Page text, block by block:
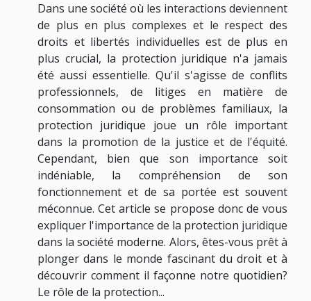
Dans une société où les interactions deviennent
de plus en plus complexes et le respect des
droits et libertés individuelles est de plus en
plus crucial, la protection juridique n'a jamais
été aussi essentielle. Qu'il s'agisse de conflits
professionnels, de litiges en matière de
consommation ou de problèmes familiaux, la
protection juridique joue un rôle important
dans la promotion de la justice et de l'équité.
Cependant, bien que son importance soit
indéniable, la compréhension de son
fonctionnement et de sa portée est souvent
méconnue. Cet article se propose donc de vous
expliquer l'importance de la protection juridique
dans la société moderne. Alors, êtes-vous prêt à
plonger dans le monde fascinant du droit et à
découvrir comment il façonne notre quotidien?
Le rôle de la protection...